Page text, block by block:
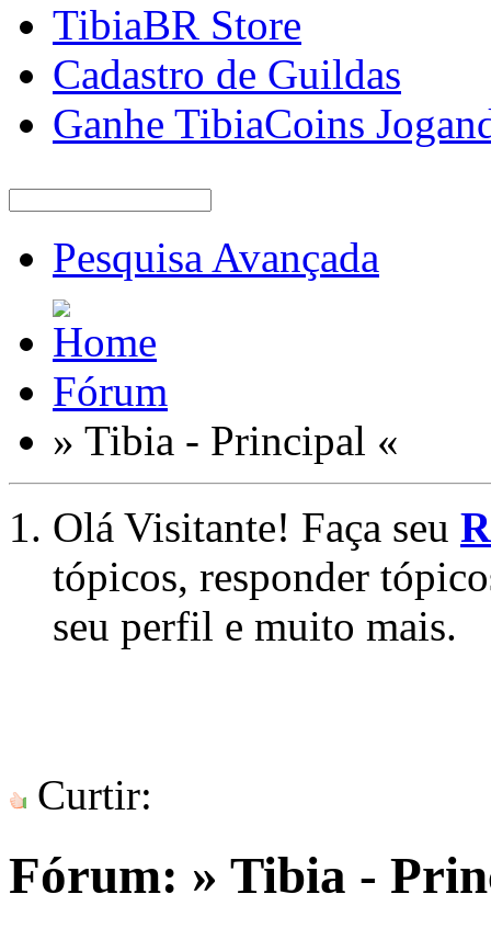
TibiaBR Store
Cadastro de Guildas
Ganhe TibiaCoins
Pesquisa Avançada
Fórum
» Tibia - Principal «
Olá Visitante! Faça seu
tópicos, responder
seu perfil e muito mais.
Curtir:
Fórum: » Tibia -